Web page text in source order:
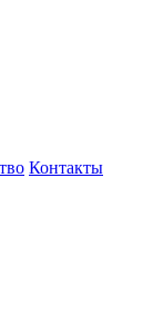
Контакты